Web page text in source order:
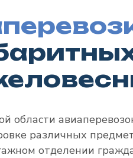
области
различных
отделении